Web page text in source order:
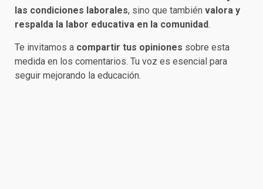
las condiciones laborales, sino que también valora y
respalda la labor educativa en la comunidad.
Te invitamos a compartir tus opiniones sobre esta
medida en los comentarios. Tu voz es esencial para
seguir mejorando la educación.